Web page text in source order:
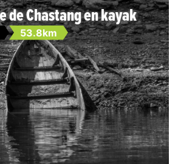
de Chastang en kayak
53.8km